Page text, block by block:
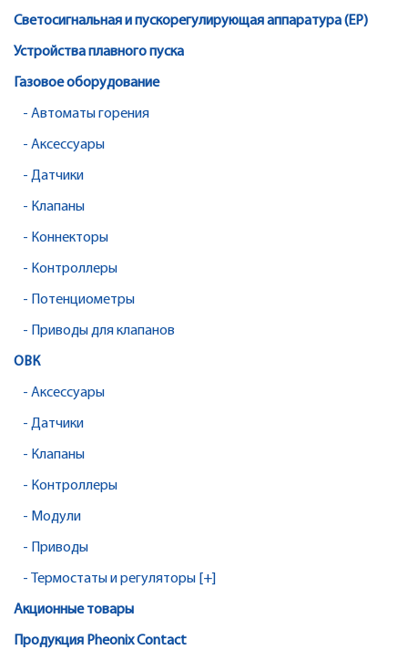
Светосигнальная и пускорегулирующая аппаратура (EP)
Устройства плавного пуска
Газовое оборудование
- Автоматы горения
- Аксессуары
- Датчики
- Клапаны
- Коннекторы
- Контроллеры
- Потенциометры
- Приводы для клапанов
ОВК
- Аксессуары
- Датчики
- Клапаны
- Контроллеры
- Модули
- Приводы
- Термостаты и регуляторы [+]
Акционные товары
Продукция Pheonix Contact